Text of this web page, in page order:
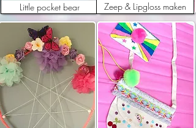
Little pocket bear Zeep & Lipgloss maken